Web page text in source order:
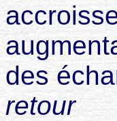
des
retour